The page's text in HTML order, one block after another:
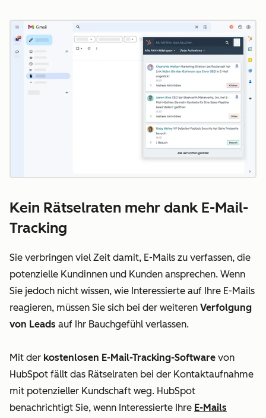
Kein Rätselraten mehr dank E-Mail-
Tracking
Sie verbringen viel Zeit damit, E-Mails zu verfassen, die
potenzielle Kundinnen und Kunden ansprechen. Wenn
Sie jedoch nicht wissen, wie Interessierte auf Ihre E-Mails
reagieren, müssen Sie sich bei der weiteren Verfolgung
von Leads auf Ihr Bauchgefühl verlassen.
Mit der kostenlosen E-Mail-Tracking-Software von
HubSpot fällt das Rätselraten bei der Kontaktaufnahme
mit potenzieller Kundschaft weg. HubSpot
benachrichtigt Sie, wenn Interessierte Ihre E-Mails